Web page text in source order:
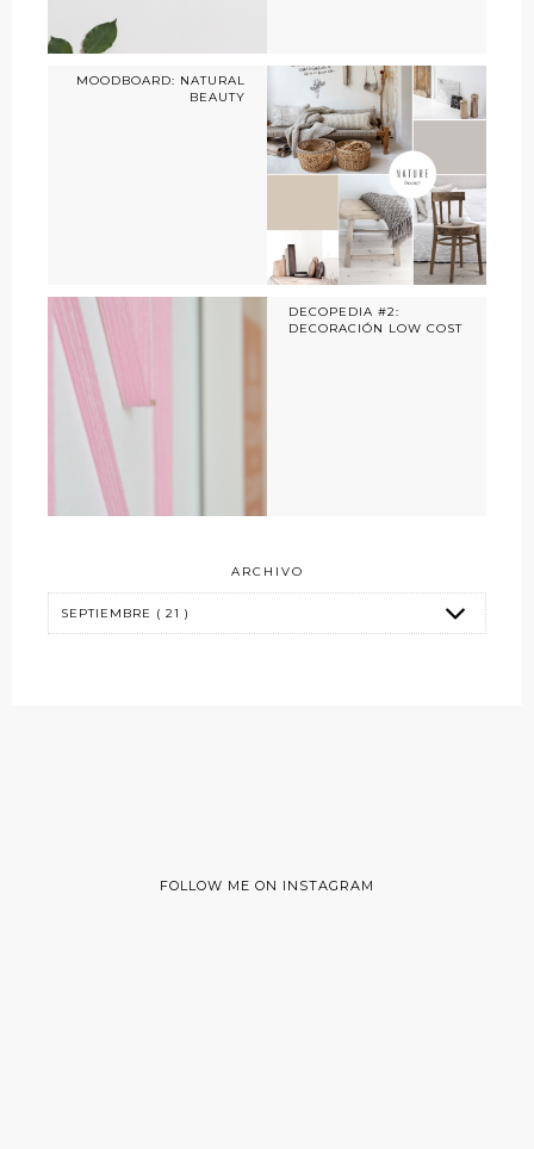
MOODBOARD: NATURAL
BEAUTY
DECOPEDIA #2:
DECORACIÓN LOW COST
ARCHIVO
FOLLOW ME ON INSTAGRAM